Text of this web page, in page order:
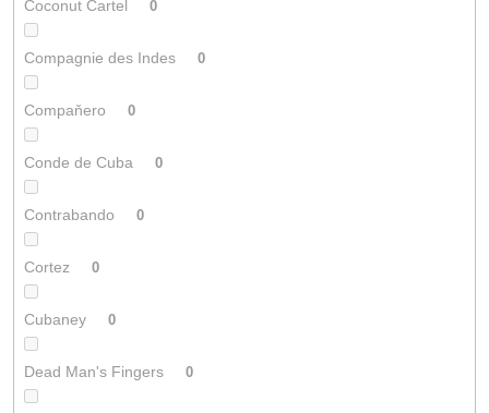
Coconut Cartel 0
Compagnie des Indes 0
Compaňero 0
Conde de Cuba 0
Contrabando 0
Cortez 0
Cubaney 0
Dead Man's Fingers 0